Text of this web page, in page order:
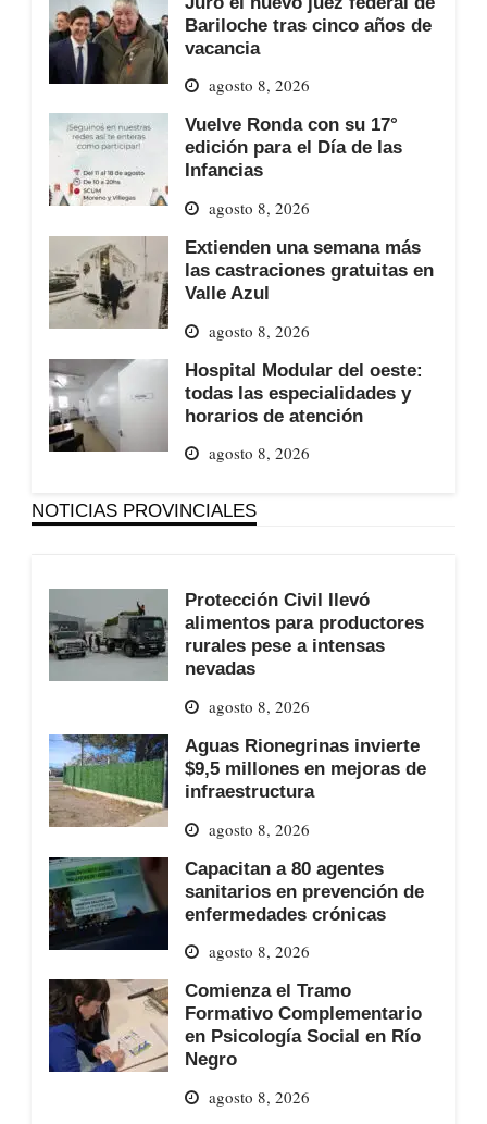
Bariloche tras cinco años de
vacancia
agosto 8, 2026
Vuelve Ronda con su 17°
edición para el Día de las
Infancias
agosto 8, 2026
Extienden una semana más
las castraciones gratuitas en
Valle Azul
agosto 8, 2026
Hospital Modular del oeste:
todas las especialidades y
horarios de atención
agosto 8, 2026
NOTICIAS PROVINCIALES
Protección Civil llevó
alimentos para productores
rurales pese a intensas
nevadas
agosto 8, 2026
Aguas Rionegrinas invierte
$9,5 millones en mejoras de
infraestructura
agosto 8, 2026
Capacitan a 80 agentes
sanitarios en prevención de
enfermedades crónicas
agosto 8, 2026
Comienza el Tramo
Formativo Complementario
en Psicología Social en Río
Negro
agosto 8, 2026